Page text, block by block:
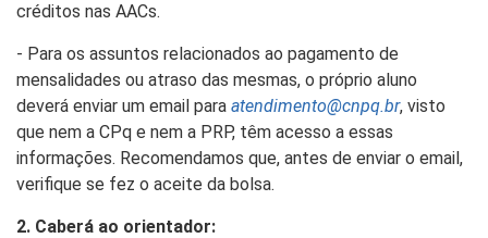
créditos nas AACs.
- Para os assuntos relacionados ao pagamento de
mensalidades ou atraso das mesmas, o próprio aluno
deverá enviar um email para atendimento@cnpq.br, visto
que nem a CPq e nem a PRP, têm acesso a essas
informações. Recomendamos que, antes de enviar o email,
verifique se fez o aceite da bolsa.
2. Caberá ao orientador: